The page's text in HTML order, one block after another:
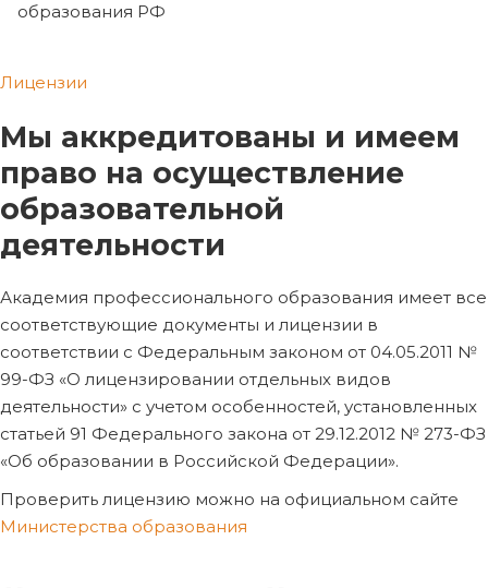
образования РФ
Лицензии
Мы аккредитованы и имеем
право на осуществление
образовательной
деятельности
Академия профессионального образования имеет все
соответствующие документы и лицензии в
соответствии с Федеральным законом от 04.05.2011 №
99-ФЗ «О лицензировании отдельных видов
деятельности» с учетом особенностей, установленных
статьей 91 Федерального закона от 29.12.2012 № 273-ФЗ
«Об образовании в Российской Федерации».
Проверить лицензию можно на официальном сайте
Министерства образования